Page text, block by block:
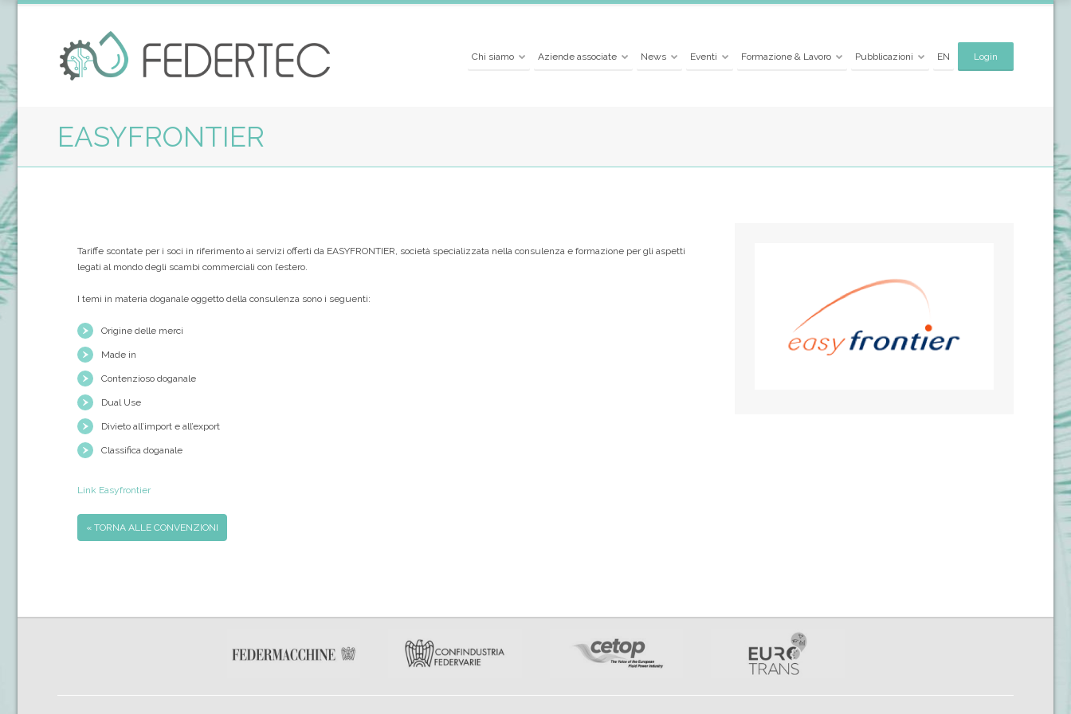
Chi siamo Aziende associate News Eventi Formazione & Lavoro Pubblicazioni EN Login
EASYFRONTIER
Tariffe scontate per i soci in riferimento ai servizi offerti da EASYFRONTIER, società specializzata nella consulenza e formazione per gli aspetti
legati al mondo degli scambi commerciali con l’estero.
I temi in materia doganale oggetto della consulenza sono i seguenti:
Origine delle merci
Made in
Contenzioso doganale
Dual Use
Divieto all’import e all’export
Classifica doganale
Link Easyfrontier
« TORNA ALLE CONVENZIONI